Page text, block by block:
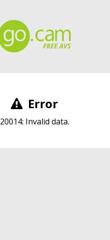
Error
20014: Invalid data.